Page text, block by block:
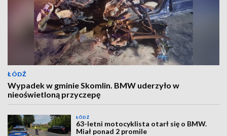
ŁÓDŹ
Wypadek w gminie Skomlin. BMW uderzyło w
nieoświetloną przyczepę
ŁÓDŹ
63-letni motocyklista otarł się o BMW.
Miał ponad 2 promile